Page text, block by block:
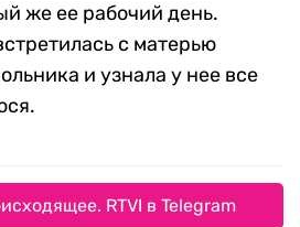
же ее рабочий день.
с матерью
и узнала у нее все
RTVI в Telegram